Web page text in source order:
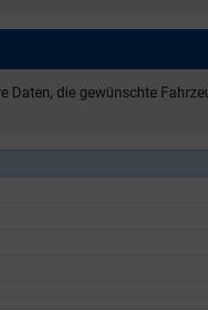
Daten, die gewünschte